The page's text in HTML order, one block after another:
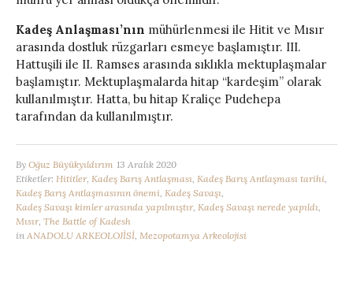
Kadeş Anlaşması’nın mühürlenmesi ile Hitit ve Mısır
arasında dostluk rüzgarları esmeye başlamıştır. III.
Hattuşili ile II. Ramses arasında sıklıkla mektuplaşmalar
başlamıştır. Mektuplaşmalarda hitap “kardeşim” olarak
kullanılmıştır. Hatta, bu hitap Kraliçe Pudehepa
tarafından da kullanılmıştır.
By Oğuz Büyükyıldırım 13 Aralık 2020
Etiketler: Hititler, Kadeş Barış Antlaşması Kadeş Barış Antlaşması tarihi
Kadeş Barış Antlaşmasının önemi Kadeş Savaşı
Kadeş Savaşı kimler arasında yapılmıştır, Kadeş Savaşı nerede yapıldı
Mısır, The Battle of Kadesh
in ANADOLU ARKEOLOJİSİ Mezopotamya Arkeolojisi